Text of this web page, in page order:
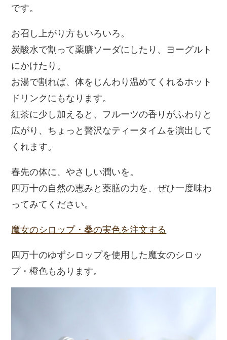
です。
お召し上がり方もいろいろ。
炭酸水で割って薬膳ソーダにしたり、ヨーグルト
にかけたり。
お湯で割れば、体をじんわり温めてくれるホット
ドリンクにもなります。
紅茶に少し加えると、フルーツの香りがふわりと
広がり、ちょっと贅沢なティータイムを演出して
くれます。
春先の体に、やさしい潤いを。
四万十の自然の恵みと薬膳の力を、ぜひ一度味わ
ってみてください。
魔女のシロップ・桑の実色を注文する
四万十のゆずシロップを使用した魔女のシロッ
プ・橙色もあります。